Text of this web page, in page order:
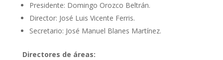
Presidente: Domingo Orozco Beltrán.
Director: José Luis Vicente Ferris.
Secretario: José Manuel Blanes Martínez.
Directores de áreas: